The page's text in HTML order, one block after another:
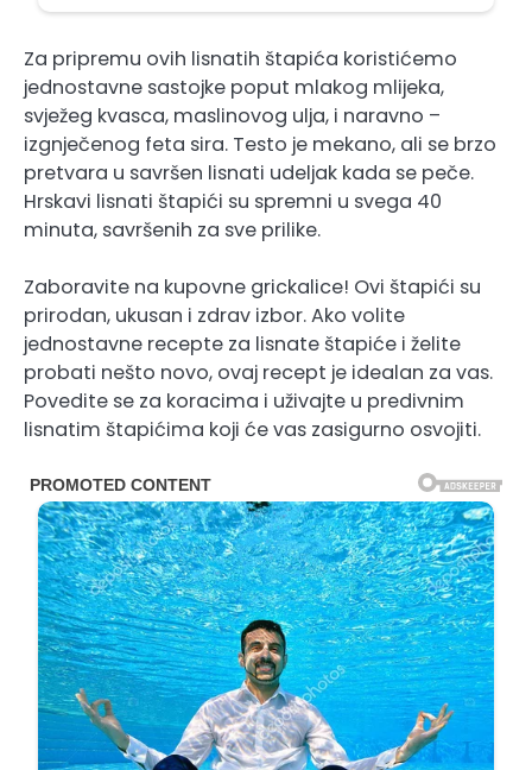
Za pripremu ovih lisnatih štapića koristićemo
jednostavne sastojke poput mlakog mlijeka,
svježeg kvasca, maslinovog ulja, i naravno –
izgnječenog feta sira. Testo je mekano, ali se brzo
pretvara u savršen lisnati udeljak kada se peče.
Hrskavi lisnati štapići su spremni u svega 40
minuta, savršenih za sve prilike.
Zaboravite na kupovne grickalice! Ovi štapići su
prirodan, ukusan i zdrav izbor. Ako volite
jednostavne recepte za lisnate štapiće i želite
probati nešto novo, ovaj recept je idealan za vas.
Povedite se za koracima i uživajte u predivnim
lisnatim štapićima koji će vas zasigurno osvojiti.